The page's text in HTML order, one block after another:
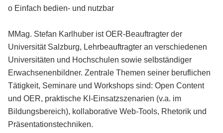
o Einfach bedien- und nutzbar
MMag. Stefan Karlhuber ist OER-Beauftragter der
Universität Salzburg, Lehrbeauftragter an verschiedenen
Universitäten und Hochschulen sowie selbständiger
Erwachsenenbildner. Zentrale Themen seiner beruflichen
Tätigkeit, Seminare und Workshops sind: Open Content
und OER, praktische KI-Einsatzszenarien (v.a. im
Bildungsbereich), kollaborative Web-Tools, Rhetorik und
Präsentationstechniken.